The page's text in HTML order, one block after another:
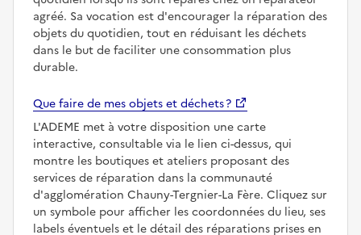
agréé. Sa vocation est d'encourager la réparation des
objets du quotidien, tout en réduisant les déchets
dans le but de faciliter une consommation plus
durable.
Que faire de mes objets et déchets ?
L'ADEME met à votre disposition une carte
interactive, consultable via le lien ci-dessus, qui
montre les boutiques et ateliers proposant des
services de réparation dans la communauté
d'agglomération Chauny-Tergnier-La Fère. Cliquez sur
un symbole pour afficher les coordonnées du lieu, ses
labels éventuels et le détail des réparations prises en